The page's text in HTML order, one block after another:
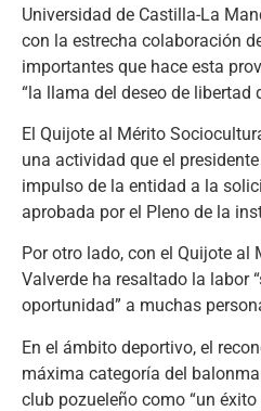
Universidad de Castilla-La
con la estrecha colaboración
importantes que hace esta
“la llama del deseo de libertad
El Quijote al Mérito
una actividad que el
impulso de la entidad a la
aprobada por el Pleno de la
Por otro lado, con el Quijote
Valverde ha resaltado la labor
oportunidad” a muchas
En el ámbito deportivo, el
máxima categoría del
club pozueleño como “un